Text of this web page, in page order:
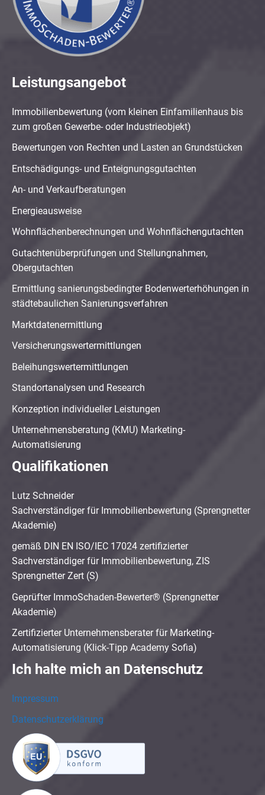
Leistungsangebot
Immobilienbewertung (vom kleinen Einfamilienhaus bis
zum großen Gewerbe- oder Industrieobjekt)
Bewertungen von Rechten und Lasten an Grundstücken
Entschädigungs- und Enteignungsgutachten
An- und Verkaufberatungen
Energieausweise
Wohnflächenberechnungen und Wohnflächengutachten
Gutachtenüberprüfungen und Stellungnahmen,
Obergutachten
Ermittlung sanierungsbedingter Bodenwerterhöhungen in
städtebaulichen Sanierungsverfahren
Marktdatenermittlung
Versicherungswertermittlungen
Beleihungswertermittlungen
Standortanalysen und Research
Konzeption individueller Leistungen
Unternehmensberatung (KMU) Marketing-
Automatisierung
Qualifikationen
Lutz Schneider
Sachverständiger für Immobilienbewertung (Sprengnetter
Akademie)
gemäß DIN EN ISO/IEC 17024 zertifizierter
Sachverständiger für Immobilienbewertung, ZIS
Sprengnetter Zert (S)
Geprüfter ImmoSchaden-Bewerter® (Sprengnetter
Akademie)
Zertifizierter Unternehmensberater für Marketing-
Automatisierung (Klick-Tipp Academy Sofia)
Ich halte mich an Datenschutz
Impressum
Datenschutzerklärung